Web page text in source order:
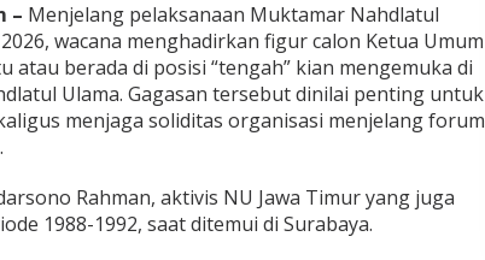
– Menjelang pelaksanaan Muktamar Nahdlatul
wacana menghadirkan figur calon Ketua Umum
atau berada di posisi “tengah” kian mengemuka di
Ulama. Gagasan tersebut dinilai penting untuk
menjaga soliditas organisasi menjelang forum
Rahman, aktivis NU Jawa Timur yang juga
1988-1992, saat ditemui di Surabaya.